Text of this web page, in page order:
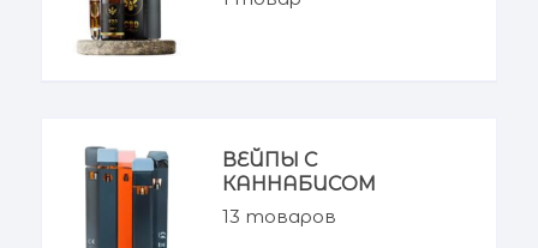
ВЕЙПЫ С
КАННАБИСОМ
13 товаров